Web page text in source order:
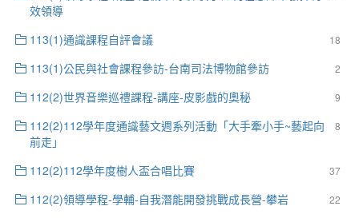
效領導
18
113(1)通識課程自評會議
2
113(1)公民與社會課程參訪-台南司法博物館參訪
9
112(2)世界音樂巡禮課程-講座-皮影戲的奧秘
8
112(2)112學年度通識藝文週系列活動「大手牽小手~藝起向
前走」
37
112(2)112學年度樹人盃合唱比賽
22
112(2)領導學程-學輔-自我潛能開發挑戰成長營-攀岩